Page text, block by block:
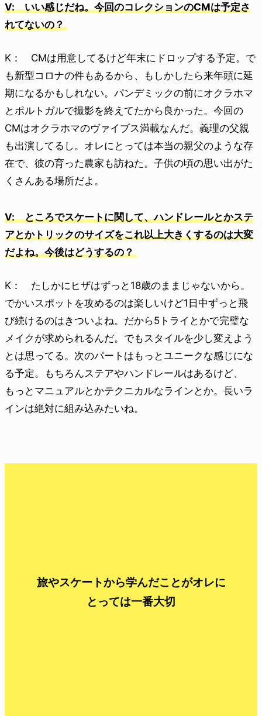
V: いい感じだね。今回のコレクションのCMは予定さ
れてないの？
K： CMは用意してるけど年末にドロップする予定。で
も新型コロナの件もあるから、もしかしたら来年頭に延
期になるかもしれない。パンデミックの前にオクラホマ
とポルトガルで撮影を終えてたから良かった。今回の
CMはオクラホマのヴァイブス満載なんだ。義理の父親
も出演してるし。オレにとっては本当の親父のような存
在で、彼の育った農家も訪ねた。子供の頃の思い出がた
くさんある場所だよ。
V: ところでスケートに関して、ハンドレールとかステ
アとかトリックのサイズをこれ以上大きくするのは大変
だよね。今後はどうするの？
K： たしかにヒザはずっと18歳のままじゃないから。
でかいスポットを攻めるのは楽しいけど1日中ずっと飛
び続けるのはきついよね。だから5トライとかで完璧な
メイクが求められるんだ。でもスタイルを少し変えよう
とは思ってる。次のパートはもっとユニークな感じにな
る予定。もちろんステアやハンドレールはあるけど、
もっとマニュアルとかテクニカルなラインとか。長いラ
インは絶対に組み込みたいね。
旅やスケートから学んだことがオレに
とっては一番大切